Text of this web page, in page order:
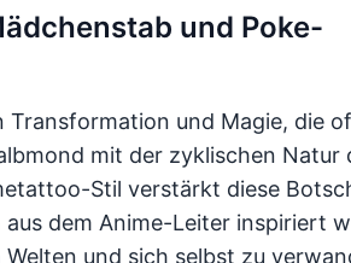
und Poke-
und Magie, die
mit der zyklischen Natur
Stil verstärkt diese
dem Anime-Leiter inspiriert
und sich selbst zu